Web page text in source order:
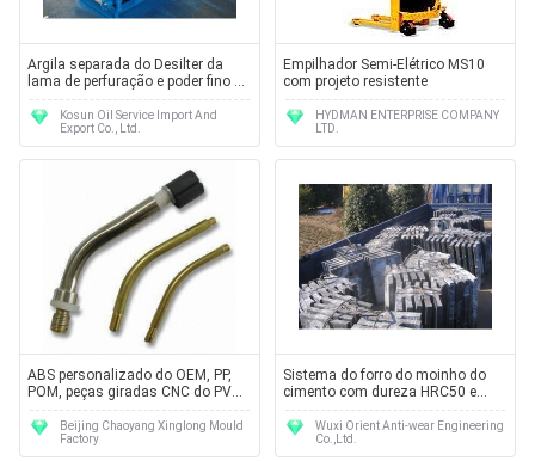
Argila separada do Desilter da
lama de perfuração e poder fino da
areia em uma escala de 0,0006 -
0,0016 polegadas
Kosun Oil Service Import And
Export Co., Ltd.
Empilhador Semi-Elétrico MS10
com projeto resistente
HYDMAN ENTERPRISE COMPANY
LTD.
ABS personalizado do OEM, PP,
POM, peças giradas CNC do PVC
com tecnologia avançada
Beijing Chaoyang Xinglong Mould
Factory
Sistema do forro do moinho do
cimento com dureza HRC50 e
AK50J DF072
Wuxi Orient Anti-wear Engineering
Co.,Ltd.